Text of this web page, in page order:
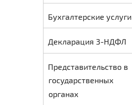
Бухгалтерские услуги
Декларация 3-НДФЛ
Представительство в
государственных
органах